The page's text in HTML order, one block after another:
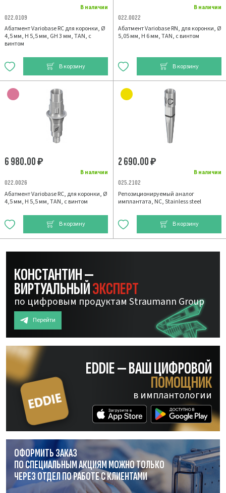
В наличии
022.0109
Абатмент Variobase RC для коронки, Ø
4,5 мм, H 5,5 мм, GH 3 мм, TAN, с
винтом
В корзину
В наличии
022.0022
Абатмент Variobase RN, для коронки, Ø
5,05 мм, H 6 мм, TAN, с винтом
В корзину
В наличии
6 980.00₽
022.0026
Абатмент Variobase RC, для коронки, Ø
4,5 мм, H 5,5 мм, TAN, с винтом
В корзину
В наличии
2 690.00₽
025.2102
Репозиционируемый аналог
имплантата, NC, Stainless steel
В корзину
КОНСТАНТИН —
ВИРТУАЛЬНЫЙЭКСПЕРТ
по цифровым продуктам Straumann Group
Перейти
EDDIE — ВАШ ЦИФРОВОЙ
ПОМОЩНИК
в имплантологии
ОФОРМИТЬ ЗАКАЗ
ПО СПЕЦИАЛЬНЫМ АКЦИЯМ МОЖНО ТОЛЬКО
ЧЕРЕЗ ОТДЕЛПО РАБОТЕС КЛИЕНТАМИ